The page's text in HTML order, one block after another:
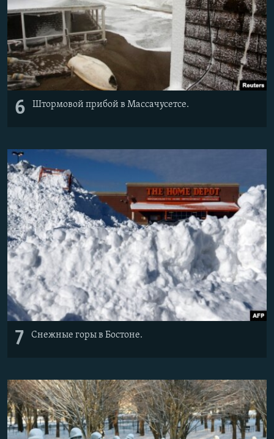
6 Штормовой прибой в Массачусетсе.
7 Снежные горы в Бостоне.